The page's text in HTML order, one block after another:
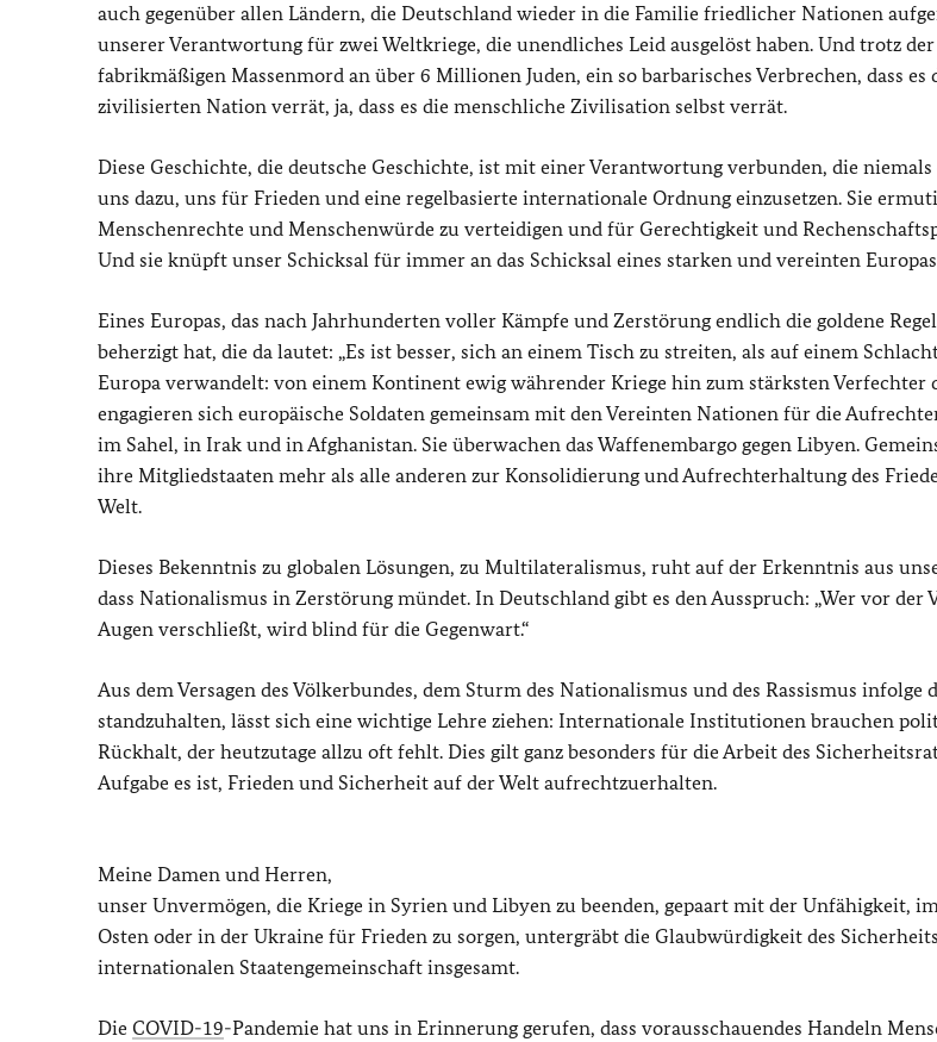
auch gegenüber allen Ländern, die Deutschland wieder in die Familie friedlicher Nationen
unserer Verantwortung für zwei Weltkriege, die unendliches Leid ausgelöst haben. Und trotz
fabrikmäßigen Massenmord an über 6 Millionen Juden, ein so barbarisches Verbrechen, dass es
zivilisierten Nation verrät, ja, dass es die menschliche Zivilisation selbst verrät.
Diese Geschichte, die deutsche Geschichte, ist mit einer Verantwortung verbunden, die
uns dazu, uns für Frieden und eine regelbasierte internationale Ordnung einzusetzen. Sie
Menschenrechte und Menschenwürde zu verteidigen und für Gerechtigkeit und
Und sie knüpft unser Schicksal für immer an das Schicksal eines starken und vereinten
Eines Europas, das nach Jahrhunderten voller Kämpfe und Zerstörung endlich die goldene
beherzigt hat, die da lautet: „Es ist besser, sich an einem Tisch zu streiten, als auf einem
Europa verwandelt: von einem Kontinent ewig währender Kriege hin zum stärksten Verfechter
engagieren sich europäische Soldaten gemeinsam mit den Vereinten Nationen für die
im Sahel, in Irak und in Afghanistan. Sie überwachen das Waffenembargo gegen Libyen.
ihre Mitgliedstaaten mehr als alle anderen zur Konsolidierung und Aufrechterhaltung des
Welt.
Dieses Bekenntnis zu globalen Lösungen, zu Multilateralismus, ruht auf der Erkenntnis aus
dass Nationalismus in Zerstörung mündet. In Deutschland gibt es den Ausspruch: „Wer vor der
Augen verschließt, wird blind für die Gegenwart.“
Aus dem Versagen des Völkerbundes, dem Sturm des Nationalismus und des Rassismus infolge
standzuhalten, lässt sich eine wichtige Lehre ziehen: Internationale Institutionen brauchen
Rückhalt, der heutzutage allzu oft fehlt. Dies gilt ganz besonders für die Arbeit des
Aufgabe es ist, Frieden und Sicherheit auf der Welt aufrechtzuerhalten.
Meine Damen und Herren,
unser Unvermögen, die Kriege in Syrien und Libyen zu beenden, gepaart mit der Unfähigkeit,
Osten oder in der Ukraine für Frieden zu sorgen, untergräbt die Glaubwürdigkeit des
internationalen Staatengemeinschaft insgesamt.
Die COVID-19-Pandemie hat uns in Erinnerung gerufen, dass vorausschauendes Handeln